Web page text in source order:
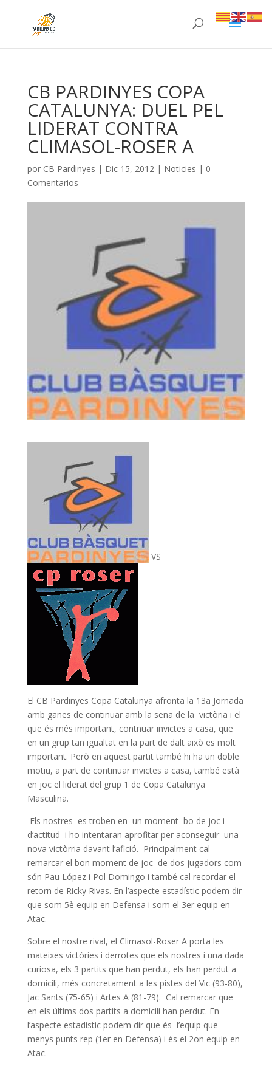
CB PARDINYES COPA
CATALUNYA: DUEL PEL
LIDERAT CONTRA
CLIMASOL-ROSER A
por CB Pardinyes | Dic 15, 2012| Noticies | 0
Comentarios
VS
El CB Pardinyes Copa Catalunya afronta la 13a Jornada
amb ganes de continuar amb la sena de la victòria i el
que és més important, contnuar invictes a casa, que
en un grup tan igualtat en la part de dalt això es molt
important. Però en aquest partit també hi ha un doble
motiu, a part de continuar invictes a casa, també està
en joc el liderat del grup 1 de Copa Catalunya
Masculina.
Els nostres es troben en un moment bo de joc i
d’actitud i ho intentaran aprofitar per aconseguir una
nova victòrria davant l’afició. Principalment cal
remarcar el bon moment de joc de dos jugadors com
són Pau López i Pol Domingo i també cal recordar el
retorn de Ricky Rivas. En l’aspecte estadístic podem dir
que som 5è equip en Defensa i som el 3er equip en
Atac.
Sobre el nostre rival, el Climasol-Roser A porta les
mateixes victòries i derrotes que els nostres i una dada
curiosa, els 3 partits que han perdut, els han perdut a
domicili, més concretament a les pistes del Vic (93-80),
Jac Sants (75-65) i Artes A (81-79). Cal remarcar que
en els últims dos partits a domicili han perdut. En
l’aspecte estadístic podem dir que és l’equip que
menys punts rep (1er en Defensa) i és el 2on equip en
Atac.